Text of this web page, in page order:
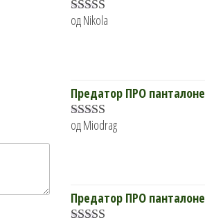
Оцењено
од Nikola
Предатор ПРО панталоне
Оцењено са
од Miodrag
Предатор ПРО панталоне